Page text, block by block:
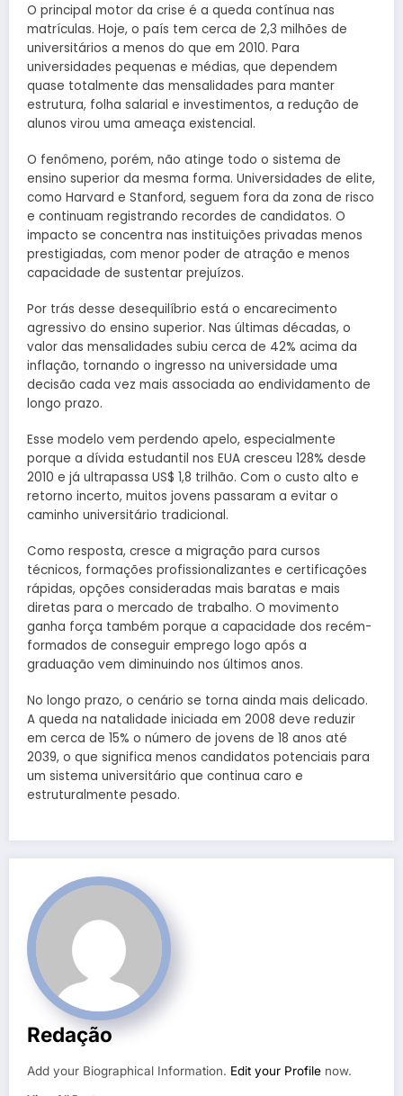
O principal motor da crise é a queda contínua nas
matrículas. Hoje, o país tem cerca de 2,3 milhões de
universitários a menos do que em 2010. Para
universidades pequenas e médias, que dependem
quase totalmente das mensalidades para manter
estrutura, folha salarial e investimentos, a redução de
alunos virou uma ameaça existencial.
O fenômeno, porém, não atinge todo o sistema de
ensino superior da mesma forma. Universidades de elite,
como Harvard e Stanford, seguem fora da zona de risco
e continuam registrando recordes de candidatos. O
impacto se concentra nas instituições privadas menos
prestigiadas, com menor poder de atração e menos
capacidade de sustentar prejuízos.
Por trás desse desequilíbrio está o encarecimento
agressivo do ensino superior. Nas últimas décadas, o
valor das mensalidades subiu cerca de 42% acima da
inflação, tornando o ingresso na universidade uma
decisão cada vez mais associada ao endividamento de
longo prazo.
Esse modelo vem perdendo apelo, especialmente
porque a dívida estudantil nos EUA cresceu 128% desde
2010 e já ultrapassa US$ 1,8 trilhão. Com o custo alto e
retorno incerto, muitos jovens passaram a evitar o
caminho universitário tradicional.
Como resposta, cresce a migração para cursos
técnicos, formações profissionalizantes e certificações
rápidas, opções consideradas mais baratas e mais
diretas para o mercado de trabalho. O movimento
ganha força também porque a capacidade dos recém-
formados de conseguir emprego logo após a
graduação vem diminuindo nos últimos anos.
No longo prazo, o cenário se torna ainda mais delicado.
A queda na natalidade iniciada em 2008 deve reduzir
em cerca de 15% o número de jovens de 18 anos até
2039, o que significa menos candidatos potenciais para
um sistema universitário que continua caro e
estruturalmente pesado.
Redação
Add your Biographical Information. Edit your Profile now.